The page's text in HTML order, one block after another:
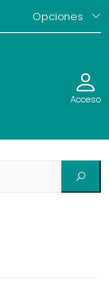
Opciones
Acceso